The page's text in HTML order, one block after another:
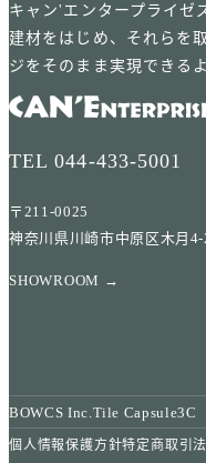
キャン'エンタープライゼ
建材をはじめ、それらを
ジをそのまま実現できる
TEL044-433-5001
〒211-0025
神奈川県川崎市中原区木月
SHOWROOM →
BOWCS Inc. Tile Capsule3C
個人情報保護方針特定商取引